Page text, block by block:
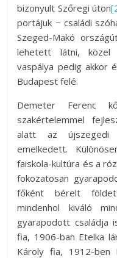
bizonyult Szőregi úton
portájuk − családi
Szeged-Makó
lehetett látni, közel
vaspálya pedig akkor
Budapest felé.
Demeter Ferenc
szakértelemmel
alatt az újszegedi
emelkedett.
faiskola-kultúra és a
fokozatosan
főként bérelt
mindenhol kiváló
gyarapodott családja
fia, 1906-ban Etelka
Károly fia, 1912-ben